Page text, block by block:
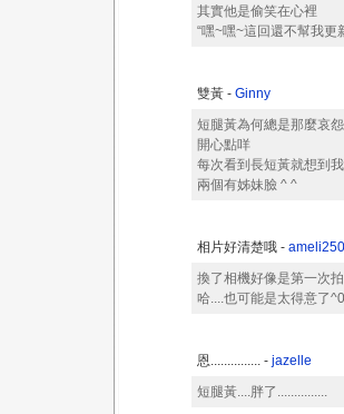
其實他是偷笑在心裡
“嘿~嘿~這回還不幫我更
雙黃 - Ginny
短腿黃為何總是那麼哀
開心點咩
每次看到長短黃就想到
兩個有姊妹臉 ^ ^
相片好清楚哦 -
換了相機好像是第一次
哈....也可能是太得意了
恩............... - jazelle
短腿黃....胖了...............